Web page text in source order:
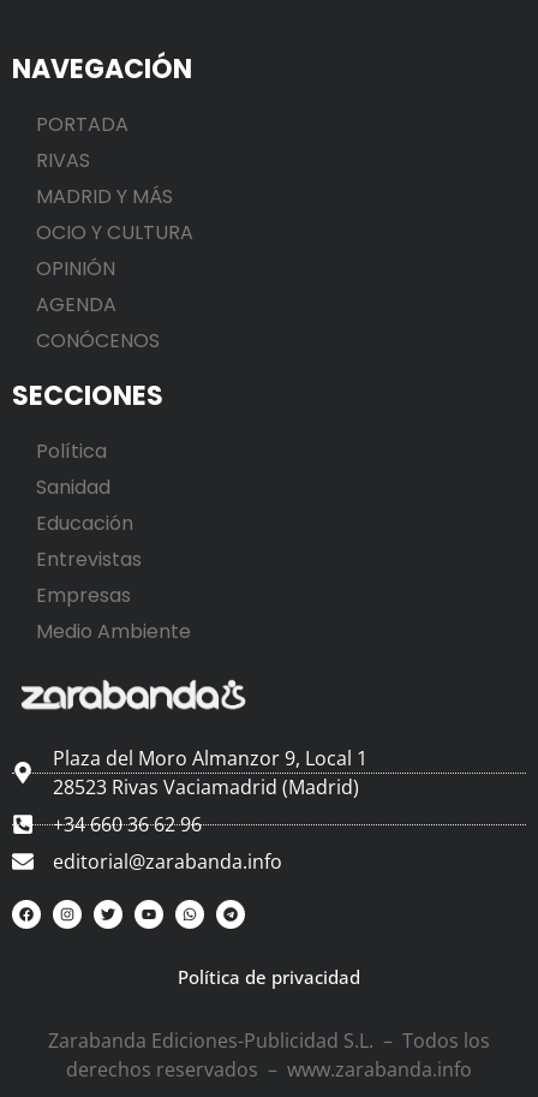
NAVEGACIÓN
PORTADA
RIVAS
MADRID Y MÁS
OCIO Y CULTURA
OPINIÓN
AGENDA
CONÓCENOS
SECCIONES
Política
Sanidad
Educación
Entrevistas
Empresas
Medio Ambiente
Plaza del Moro Almanzor 9, Local 1
28523 Rivas Vaciamadrid (Madrid)
+34 660 36 62 96
editorial@zarabanda.info
Política de privacidad
Zarabanda Ediciones-Publicidad S.L. – Todos los
derechos reservados – www.zarabanda.info